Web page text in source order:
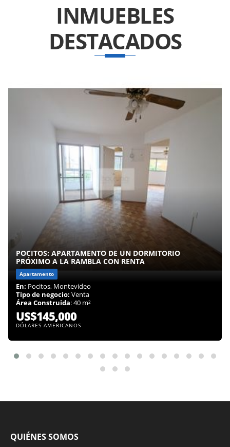
INMUEBLES
DESTACADOS
POCITOS: APARTAMENTO DE UN DORMITORIO
PRÓXIMO A LA RAMBLA CON RENTA
Apartamento
En: Pocitos, Montevideo
Tipo de negocio: Venta
Área Construida: 40 m²
US$145,000
DÓLARES AMERICANOS
QUIÉNES SOMOS